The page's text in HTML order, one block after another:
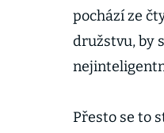
pochází ze
družstvu, by
Přesto se to